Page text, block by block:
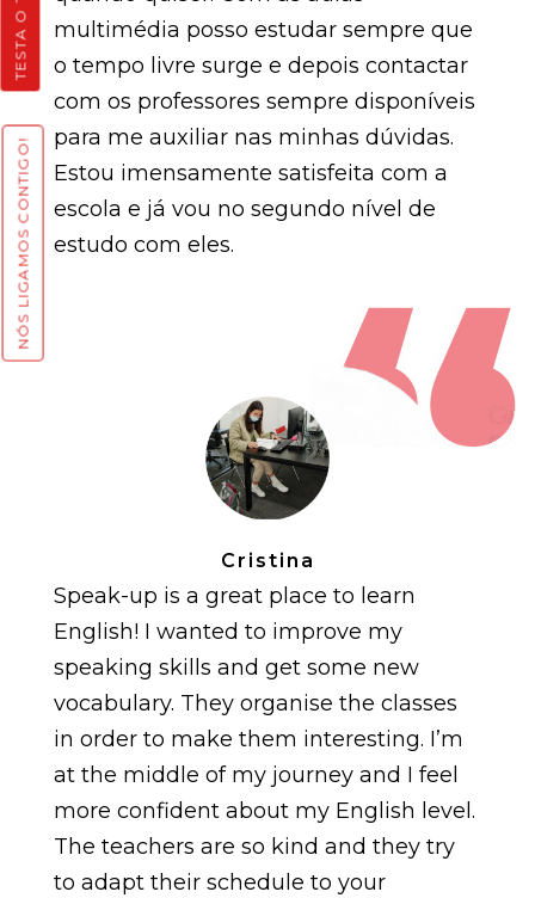
multimédia posso estudar sempre que
o tempo livre surge e depois contactar
com os professores sempre disponíveis
para me auxiliar nas minhas dúvidas.
Estou imensamente satisfeita com a
escola e já vou no segundo nível de
estudo com eles.
Cristina
Speak-up is a great place to learn
English! I wanted to improve my
speaking skills and get some new
vocabulary. They organise the classes
in order to make them interesting. I’m
at the middle of my journey and I feel
more confident about my English level.
The teachers are so kind and they try
to adapt their schedule to your
NÓS LIGAMOS CONTIGO!